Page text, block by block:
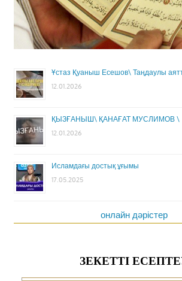
Ұстаз Қуаныш Есешов\ Таңдаулы
12.01.2026
ҚЫЗҒАНЫШ\ ҚАНАҒАТ МУСЛИМОВ \
12.01.2026
Исламдағы достық ұғымы
17.05.2025
онлайн дәрістер